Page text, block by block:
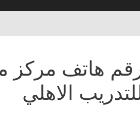
هاتف مركز
الاهلي